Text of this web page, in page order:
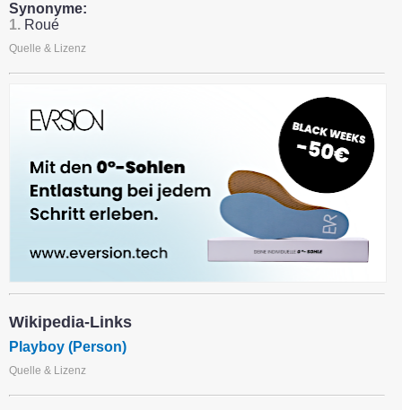
Synonyme:
1. Roué
Quelle & Lizenz
Wikipedia-Links
Playboy (Person)
Quelle & Lizenz